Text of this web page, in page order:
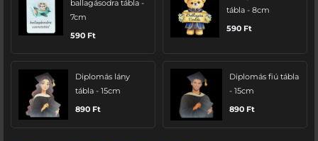
ballagásodra tábla -
7cm
590 Ft
tábla - 8cm
590 Ft
Diplomás lány
tábla - 15cm
890 Ft
Diplomás fiú tábla
- 15cm
890 Ft